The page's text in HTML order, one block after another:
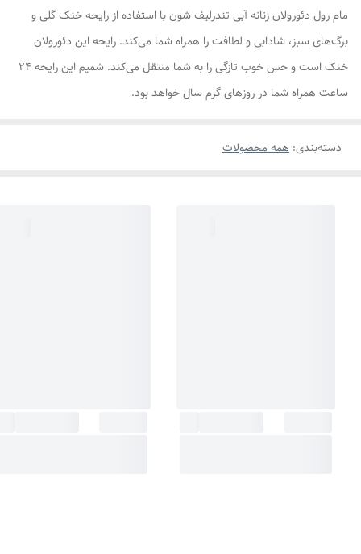
مام رول دئورولان زنانه آبی تندرلیف شون با استفاده از رایحه خنک گلی و
برگ‌های سبز، شادابی و لطافت را همراه شما می‌کند. رایحه این دئورولان
خنک است و حس خوب تازگی را به شما منتقل می‌کند. شمیم این رایحه ۲۴
ساعت همراه شما در روزهای گرم سال خواهد بود.
دسته‌بندی: همه محصولات